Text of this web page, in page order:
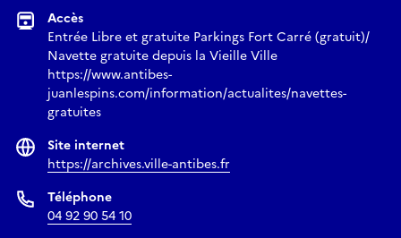
Accès
Entrée Libre et gratuite Parkings Fort Carré (gratuit)/
Navette gratuite depuis la Vieille Ville
https://www.antibes-
juanlespins.com/information/actualites/navettes-
gratuites
Site internet
https://archives.ville-antibes.fr
Téléphone
04 92 90 54 10